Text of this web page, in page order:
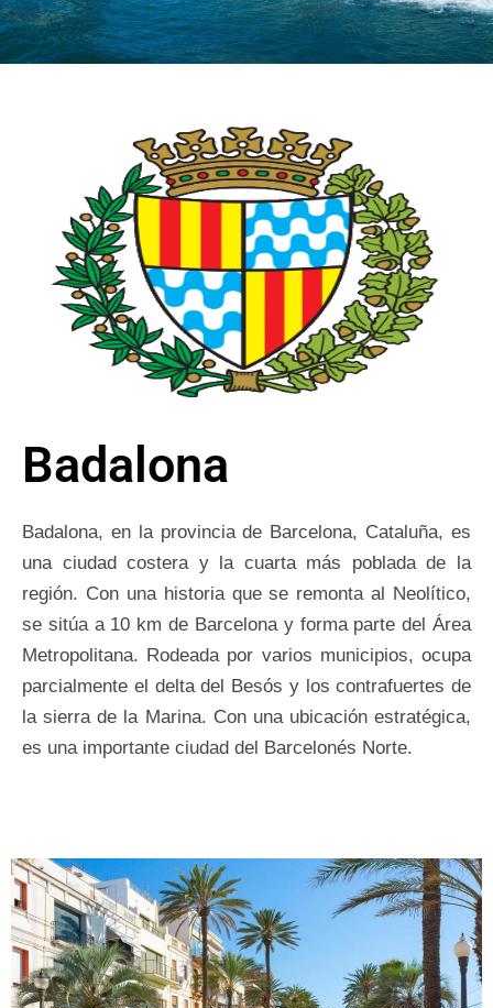
Badalona
Badalona, en la provincia de Barcelona, Cataluña, es
una ciudad costera y la cuarta más poblada de la
región. Con una historia que se remonta al Neolítico,
se sitúa a 10 km de Barcelona y forma parte del Área
Metropolitana. Rodeada por varios municipios, ocupa
parcialmente el delta del Besós y los contrafuertes de
la sierra de la Marina. Con una ubicación estratégica,
es una importante ciudad del Barcelonés Norte.